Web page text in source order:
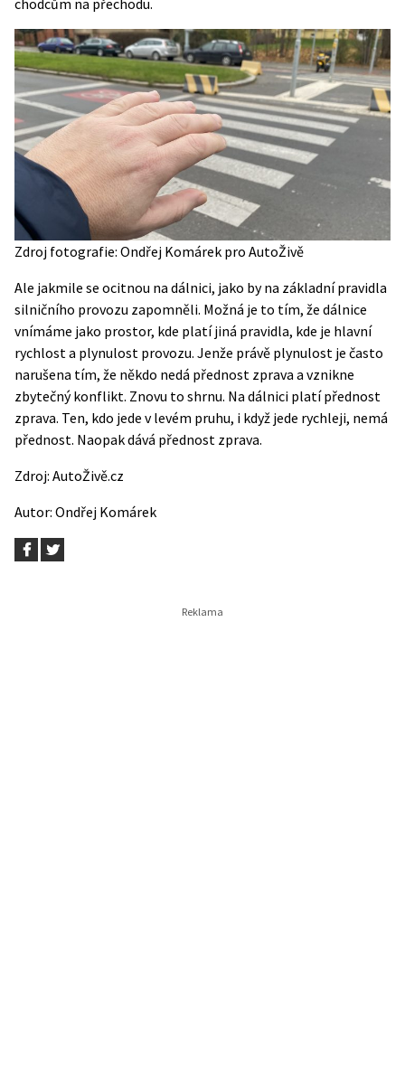
Zdroj fotografie: Ondřej Komárek pro AutoŽivě
Ale jakmile se ocitnou na dálnici, jako by na základní pravidla
silničního provozu zapomněli. Možná je to tím, že dálnice
vnímáme jako prostor, kde platí jiná pravidla, kde je hlavní
rychlost a plynulost provozu. Jenže právě plynulost je často
narušena tím, že někdo nedá přednost zprava a vznikne
zbytečný konflikt. Znovu to shrnu. Na dálnici platí přednost
zprava. Ten, kdo jede v levém pruhu, i když jede rychleji, nemá
přednost. Naopak dává přednost zprava.
Zdroj: AutoŽivě.cz
Autor: Ondřej Komárek